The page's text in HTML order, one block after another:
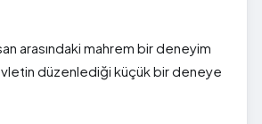
arasındaki mahrem bir deneyim
düzenlediği küçük bir deneye